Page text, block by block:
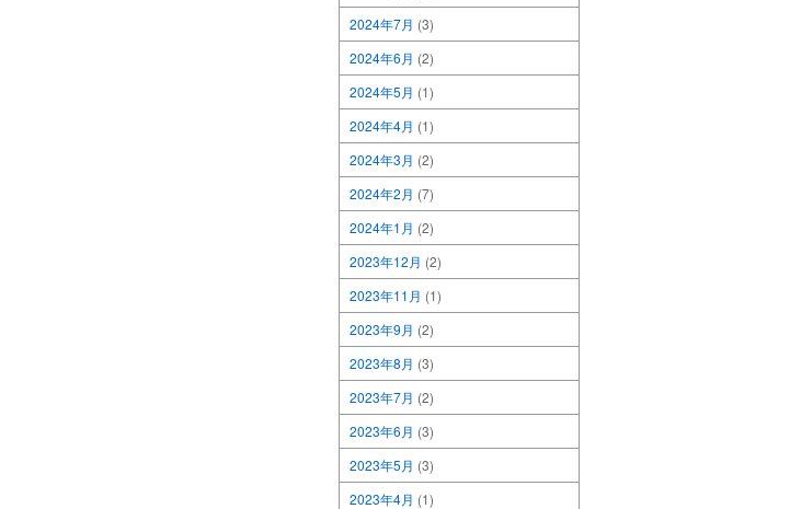
2024年7月 (3)
2024年6月 (2)
2024年5月 (1)
2024年4月 (1)
2024年3月 (2)
2024年2月 (7)
2024年1月 (2)
2023年12月 (2)
2023年11月 (1)
2023年9月 (2)
2023年8月 (3)
2023年7月 (2)
2023年6月 (3)
2023年5月 (3)
2023年4月 (1)